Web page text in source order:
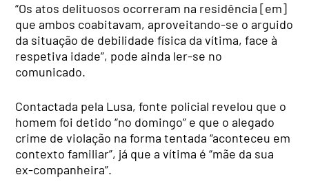
“Os atos delituosos ocorreram na residência [em]
que ambos coabitavam, aproveitando-se o arguido
da situação de debilidade física da vítima, face à
respetiva idade”, pode ainda ler-se no
comunicado.
Contactada pela Lusa, fonte policial revelou que o
homem foi detido “no domingo” e que o alegado
crime de violação na forma tentada “aconteceu em
contexto familiar”, já que a vítima é “mãe da sua
ex-companheira”.